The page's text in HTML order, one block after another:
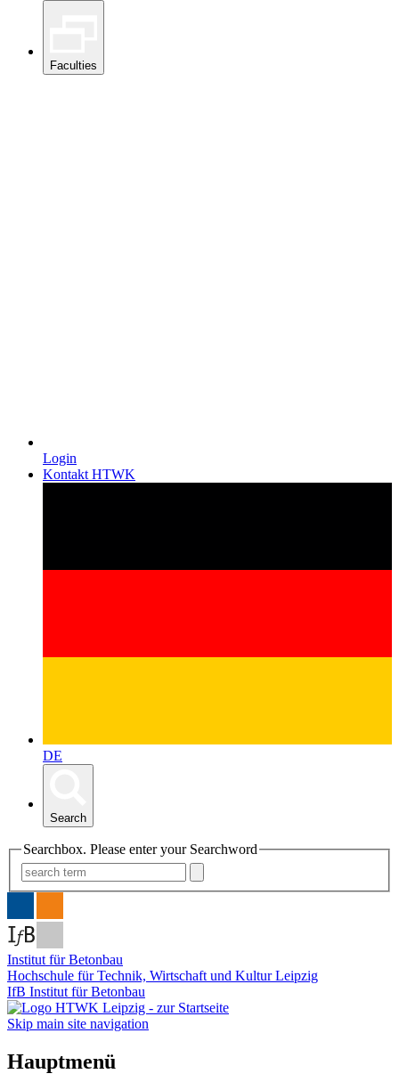
Faculties
Login
Kontakt HTWK
DE
Search
Searchbox. Please enter your Searchword
Institut für Betonbau
Hochschule für Technik, Wirtschaft und Kultur Leipzig
IfB Institut für Betonbau
Skip main site navigation
Hauptmenü